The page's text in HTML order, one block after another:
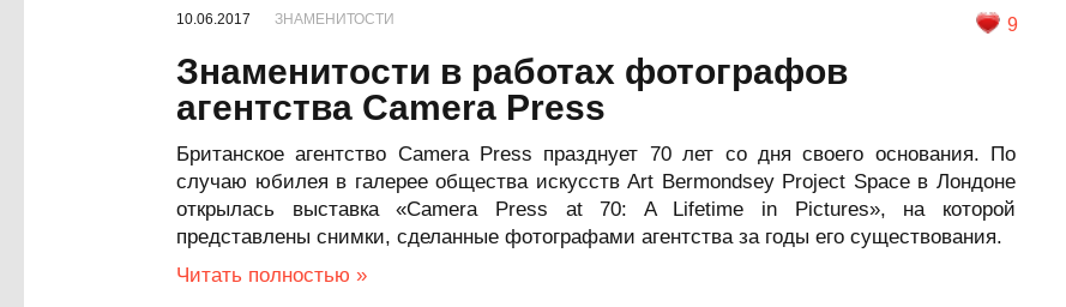
10.06.2017 ЗНАМЕНИТОСТИ 9
Знаменитости в работах фотографов
агентства Camera Press
Британское агентство Camera Press празднует 70 лет со дня своего основания. По
случаю юбилея в галерее общества искусств Art Bermondsey Project Space в Лондоне
открылась выставка «Camera Press at 70: A Lifetime in Pictures», на которой
представлены снимки, сделанные фотографами агентства за годы его существования.
Читать полностью »